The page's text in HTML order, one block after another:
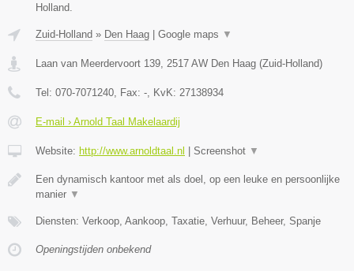
Holland.
Zuid-Holland » Den Haag | Google maps ▼
Laan van Meerdervoort 139 2517 AW Den Haag (Zuid-Holland)
Tel: 070-7071240 , Fax: - , KvK: 27138934
E-mail › Arnold Taal Makelaardij
Website: http://www.arnoldtaal.nl | Screenshot ▼
Een dynamisch kantoor met als doel, op een leuke en persoonlijke
manier ▼
Diensten: Verkoop, Aankoop, Taxatie, Verhuur, Beheer, Spanje
Openingstijden onbekend